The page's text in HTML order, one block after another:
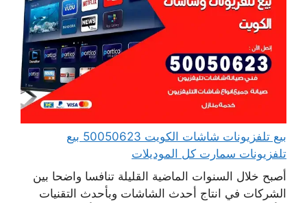
بيع تلفزيونات شاشات الكويت 50050623 بيع
تلفزيونات سمارت كل الموديلات
أصبح خلال السنوات الماضية القليلة تنافسا واضحا بين
الشركات في انتاج أحدث الشاشات وبأحدث التقنيات